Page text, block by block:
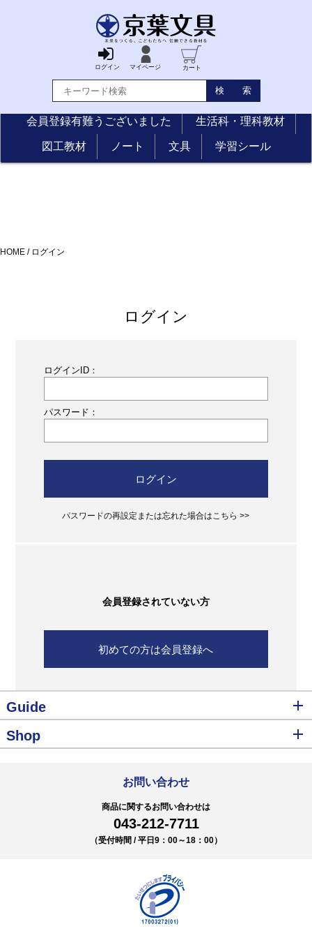
ログイン マイページ カート
会員登録有難うございました 生活科・理科教材
図工教材 ノート 文具 学習シール
HOME / ログイン
ログイン
ログインID：
パスワード：
ログイン
パスワードの再設定または忘れた場合はこちら >>
会員登録されていない方
初めての方は会員登録へ
Guide
Shop
お問い合わせ
商品に関するお問い合わせは
043-212-7711
（受付時間 / 平日9：00～18：00）